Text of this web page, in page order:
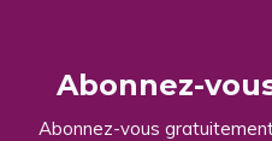
Abonnez-
Abonnez-vous